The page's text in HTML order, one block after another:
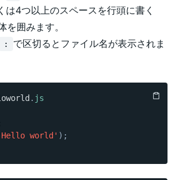
は4つ以上のスペースを行頭に書く
を囲みます。
:
で区切るとファイル名が表示されま
. js
world' ) ;